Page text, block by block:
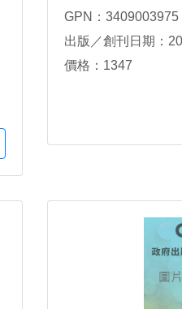
GPN：3409003975
出版／創刊日期：
價格：1347